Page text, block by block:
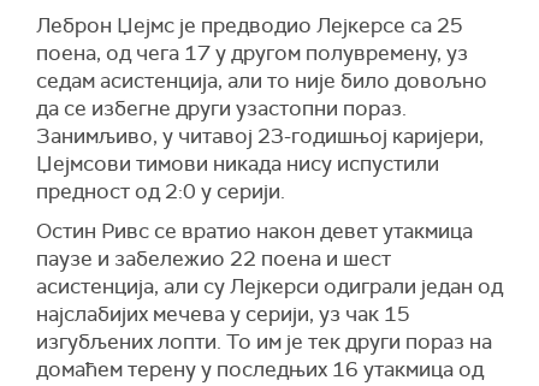
Леброн Џејмс је предводио Лејкерсе са 25
поена, од чега 17 у другом полувремену, уз
седам асистенција, али то није било довољно
да се избегне други узастопни пораз.
Занимљиво, у читавој 23-годишњој каријери,
Џејмсови тимови никада нису испустили
предност од 2:0 у серији.
Остин Ривс се вратио након девет утакмица
паузе и забележио 22 поена и шест
асистенција, али су Лејкерси одиграли један од
најслабијих мечева у серији, уз чак 15
изгубљених лопти. То им је тек други пораз на
домаћем терену у последњих 16 утакмица од